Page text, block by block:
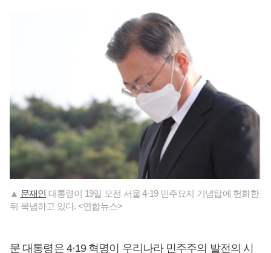
▲ 문재인 대통령이 19일 오전 서울 4·19 민주묘지 기념탑에 헌화한
뒤 묵념하고 있다. <연합뉴스>
문 대통령은 4·19 혁명이 우리나라 민주주의 발전의 시